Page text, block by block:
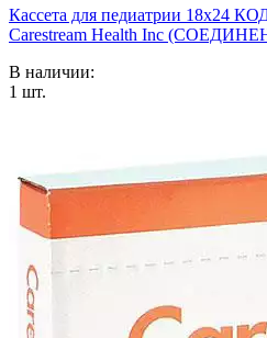
Кассета для педиатрии 18х24
Carestream Health Inc
В наличии:
1 шт.